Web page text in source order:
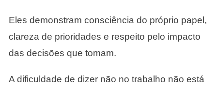
Eles demonstram consciência do próprio papel,
clareza de prioridades e respeito pelo impacto
das decisões que tomam.
A dificuldade de dizer não no trabalho não está